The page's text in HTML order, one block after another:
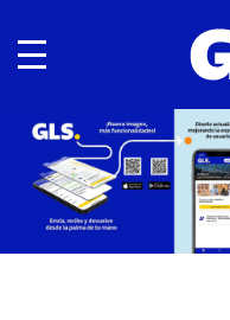
Navegación de
Carousel with slides